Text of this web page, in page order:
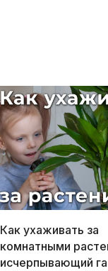
Как ухаживать за
комнатными
исчерпывающий